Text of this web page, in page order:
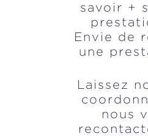
savoir +
Envie de
une
Laissez
nous